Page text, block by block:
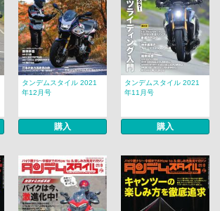
タンデムスタイル 2021
年12月号
購入
タンデムスタイル 2021
年11月号
購入